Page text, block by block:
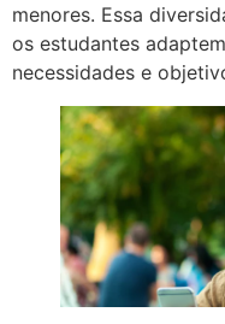
menores. Essa
os estudantes
necessidades e